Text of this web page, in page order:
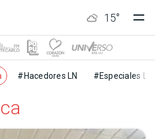
15°
#Hacedores LN #Especiales LN